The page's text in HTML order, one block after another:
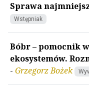
Sprawa
Wstępniak
Bóbr – pomocnik
ekosystemów.
- Grzegorz Bożek